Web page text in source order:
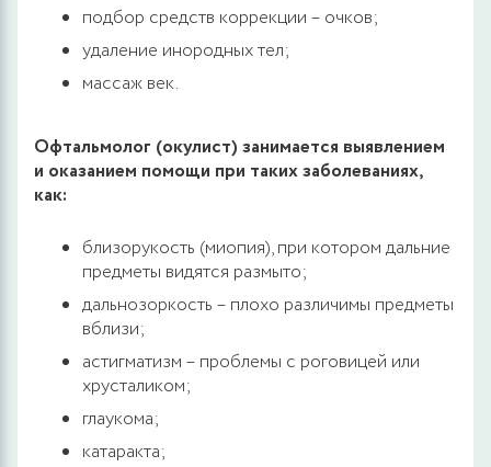
подбор средств коррекции – очков;
удаление инородных тел;
массаж век.
Офтальмолог (окулист) занимается выявлением
и оказанием помощи при таких заболеваниях,
как:
близорукость (миопия), при котором дальние
предметы видятся размыто;
дальнозоркость – плохо различимы предметы
вблизи;
астигматизм – проблемы с роговицей или
хрусталиком;
глаукома;
катаракта;